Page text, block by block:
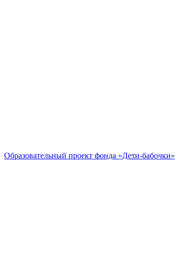
Образовательный проект фонда «Дети-бабочки»